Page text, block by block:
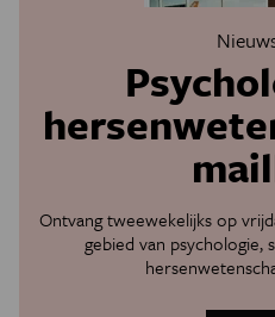
Ontvang tweewekelijks op
gebied van psychologie,